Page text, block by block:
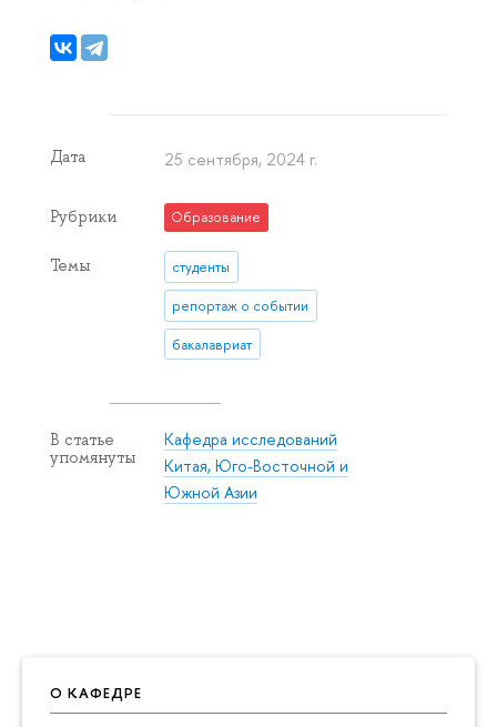
О КАФЕДРЕ
Дата 25 сентября, 2024 г.
Рубрики Образование
Темы студенты
репортаж о событии
бакалавриат
В статье
упомянуты
Кафедра исследований
Китая, Юго-Восточной и
Южной Азии